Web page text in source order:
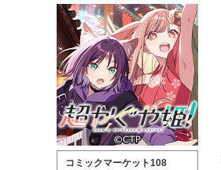
コミックマーケット108